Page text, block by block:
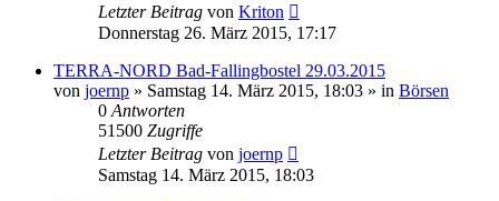
Letzter Beitrag von Kriton
Donnerstag 26. März 2015, 17:17
TERRA-NORD Bad-Fallingbostel 29.03.2015
von joernp » Samstag 14. März 2015, 18:03 » in Börsen
0 Antworten
51500 Zugriffe
Letzter Beitrag von joernp
Samstag 14. März 2015, 18:03